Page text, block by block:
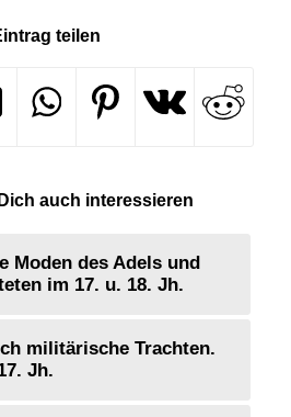
teilen
auch interessieren
Moden des Adels und
im 17. u. 18. Jh.
militärische Trachten.
Jh.